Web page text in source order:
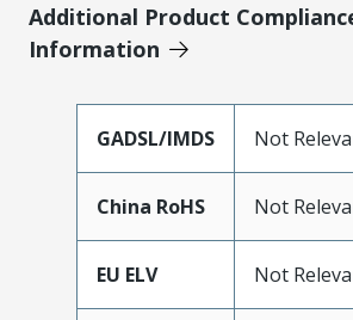
Additional Product
Information
GADSL/IMDS Not
China RoHS Not
EU ELV Not